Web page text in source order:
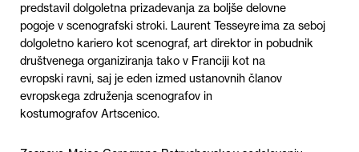
predstavil dolgoletna prizadevanja za boljše delovne
pogoje v scenografski stroki. Laurent Tesseyreima za seboj
dolgoletno kariero kot scenograf, art direktor in pobudnik
društvenega organiziranja tako v Franciji kot na
evropski ravni, saj je eden izmed ustanovnih članov
evropskega združenja scenografov in
kostumografov Artscenico.